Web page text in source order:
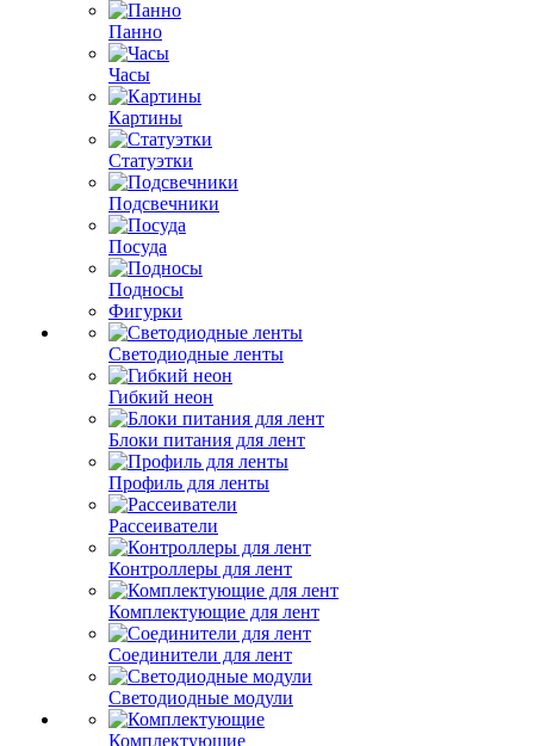
Панно
Часы
Картины
Статуэтки
Подсвечники
Посуда
Подносы
Фигурки
Светодиодные ленты
Гибкий неон
Блоки питания для лент
Профиль для ленты
Рассеиватели
Контроллеры для лент
Комплектующие для лент
Соединители для лент
Светодиодные модули
Комплектующие